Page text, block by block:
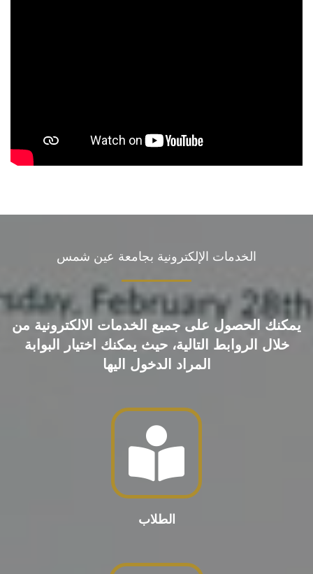
الخدمات الإلكترونية بجامعة عين شمس
يمكنك الحصول على جميع الخدمات الالكترونية من
خلال الروابط التالية، حيث يمكنك اختيار البوابة
المراد الدخول اليها
الطلاب